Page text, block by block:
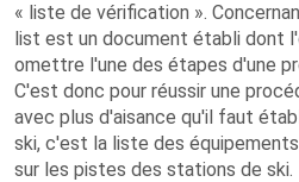
« liste de vérification ».
list est un document établi dont
omettre l'une des étapes d'une
C'est donc pour réussir une
avec plus d'aisance qu'il faut
ski, c'est la liste des
sur les pistes des stations de ski.